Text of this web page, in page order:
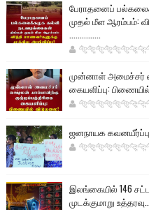
பேராதனைப்
முதல் மீள ஆரம்பம்:
...............
முன்னாள் அமைச்சர்
கையளிப்பு:
ஜனநாயக
இலங்கையில் 146
முடக்குமாறு